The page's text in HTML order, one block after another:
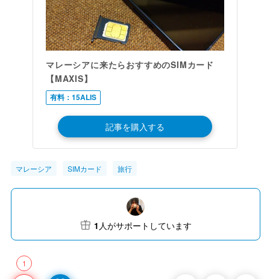
マレーシアに来たらおすすめのSIMカード
【MAXIS】
有料：15ALIS
記事を購入する
マレーシア SIMカード 旅行
1
1 人がサポートしています